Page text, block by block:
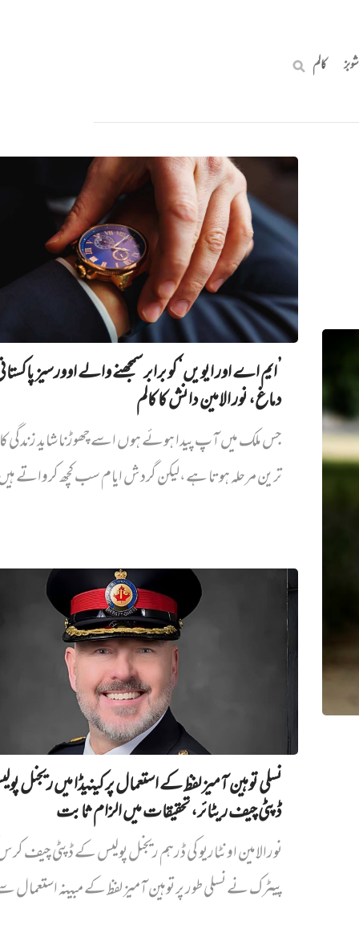
شوبز کالم
’ایم اے اور ایویں‌‘ کو برابر سمجھنے والے اوورسیز
دماغ، نور الامین دانش کا کالم
جس ملک میں آپ پیدا ہوئے ہوں اسے چھوڑنا شاید زندگی
ترین مرحلہ ہوتا ہے،لیکن گردش ایام سب کچھ کرواتے
نسلی توہین آمیز لفظ کے استعمال پر کینیڈا میں ریجنل
ڈپٹی چیف ریٹائر، تحقیقات میں الزام ثابت
نورالامین اونٹاریو کی ڈرہم ریجنل پولیس کے ڈپٹی چیف
پیٹرک نے نسلی طور پر توہین آمیز لفظ کے مبینہ